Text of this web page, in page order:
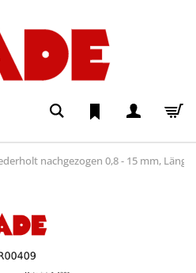
nachgezogen 0,8 - 15 mm, Länge